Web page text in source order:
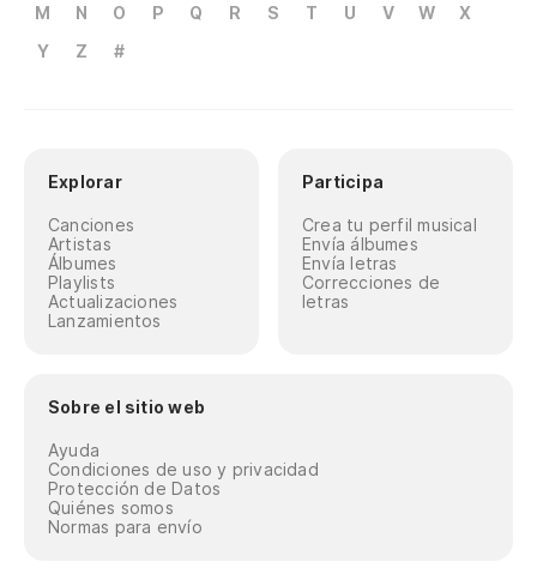
M
N O P Q R S T U V W
X
Y
Z #
Explorar
Canciones
Artistas
Álbumes
Playlists
Actualizaciones
Lanzamientos
Participa
Crea tu perfil musical
Envía álbumes
Envía letras
Correcciones de
letras
Sobre el sitio web
Ayuda
Condiciones de uso y privacidad
Protección de Datos
Quiénes somos
Normas para envío